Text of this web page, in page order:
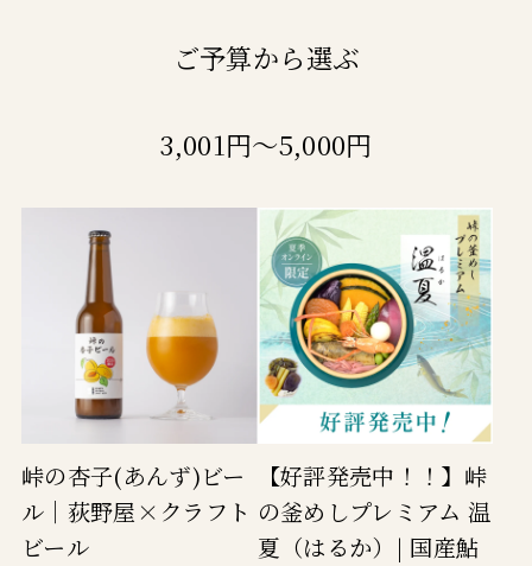
ご予算から選ぶ
3,001円～5,000円
峠の杏子(あんず)ビー
ル｜荻野屋×クラフト
ビール
【好評発売中！！】峠
の釜めしプレミアム 温
夏（はるか）| 国産鮎